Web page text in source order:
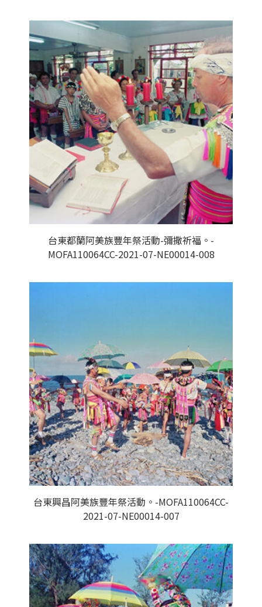
台東都蘭阿美族豐年祭活動-彌撒祈福。-
MOFA110064CC-2021-07-NE00014-008
台東興昌阿美族豐年祭活動。-MOFA110064CC-
2021-07-NE00014-007